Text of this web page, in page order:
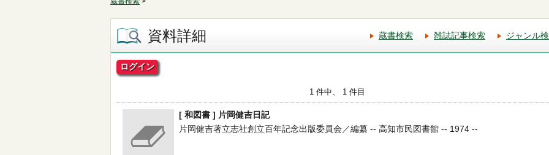
資料詳細 蔵書検索 雑誌記事検索 ジャンル
ログイン
1 件中、 1 件目
[ 和図書 ] 片岡健吉日記
片岡健吉著立志社創立百年記念出版委員会／編纂 -- 高知市民図書館 -- 1974 --